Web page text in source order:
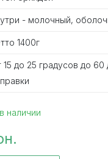
- молочный,
1400г
15 до 25 градусов до 60
наличии